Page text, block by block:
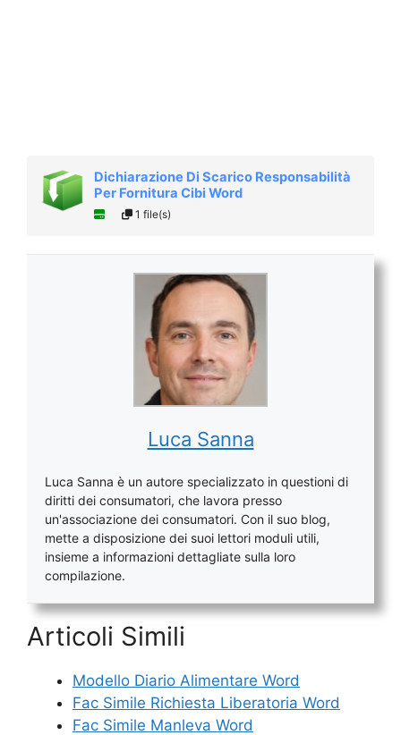
Dichiarazione Di Scarico Responsabilità
Per Fornitura Cibi Word
1 file(s)
Luca Sanna
Luca Sanna è un autore specializzato in questioni di
diritti dei consumatori, che lavora presso
un'associazione dei consumatori. Con il suo blog,
mette a disposizione dei suoi lettori moduli utili,
insieme a informazioni dettagliate sulla loro
compilazione.
Articoli Simili
Modello Diario Alimentare Word
Fac Simile Richiesta Liberatoria Word
Fac Simile Manleva Word